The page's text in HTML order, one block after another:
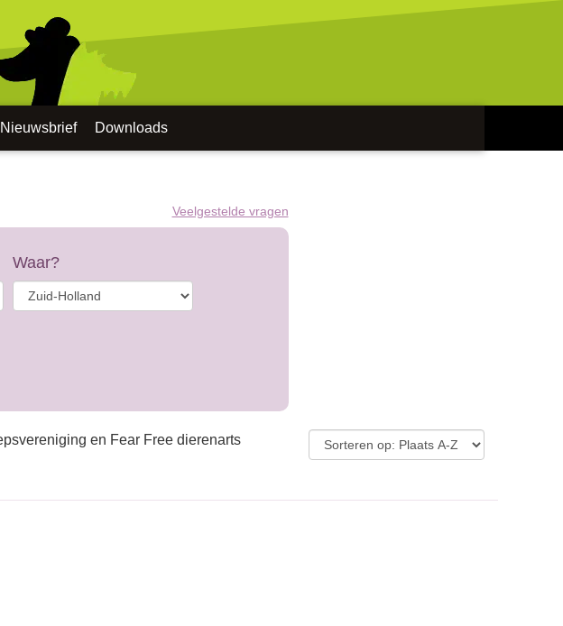
Nieuwsbrief Downloads
Veelgestelde vragen
Waar?
en Fear Free dierenarts